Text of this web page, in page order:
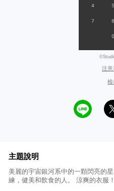
注意
檢
主題說明
美麗的宇宙銀河系中的一顆閃亮的
練，健美和飲食的人。 涼爽的衣服！